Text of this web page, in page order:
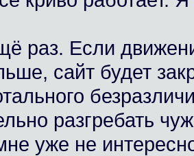
раз. Если
сайт будет
разгребать
уже не